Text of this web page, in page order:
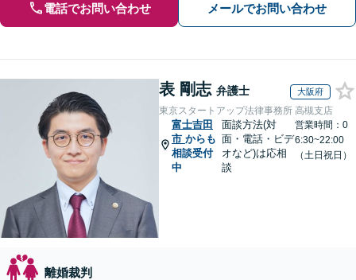
電話でお問い合わせ メールでお問い合わせ
表 剛志 弁護士 大阪府
東京スタートアップ法律事務所 高槻支店
富士吉田
市 からも
相談受付
中
面談方法(対
面・電話・ビデ
オなど)は応相
談
営業時間：0
6:30~22:00
（土日祝日）
離婚裁判